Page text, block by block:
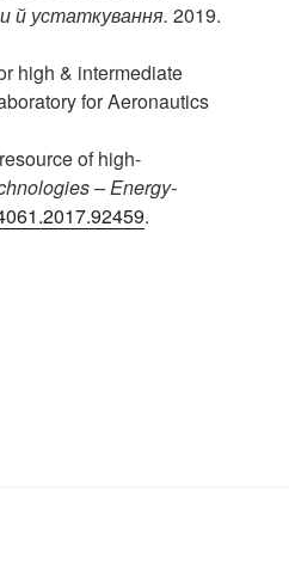
й устаткування. 2019.
high & intermediate
for Aeronautics
of high-
– Energy-
.